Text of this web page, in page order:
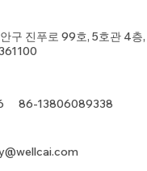
구 진푸로 99호, 5호관 4층,
361100
86-13806089338